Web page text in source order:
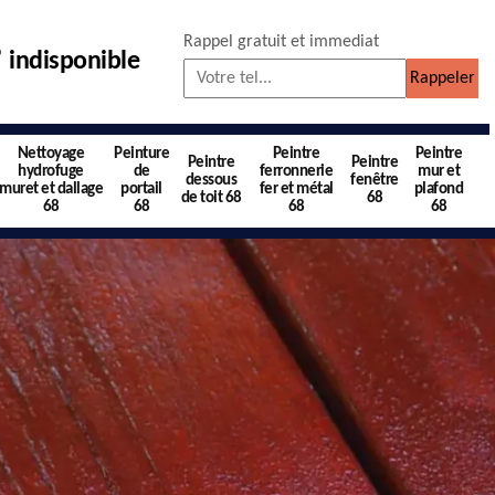
indisponible
Rappel gratuit et immediat
Nettoyage
hydrofuge
muret et dallage
68
Peinture
de
portail
68
Peintre
dessous
de toit 68
Peintre
ferronnerie
fer et métal
68
Peintre
fenêtre
68
Peintre
mur et
plafond
68